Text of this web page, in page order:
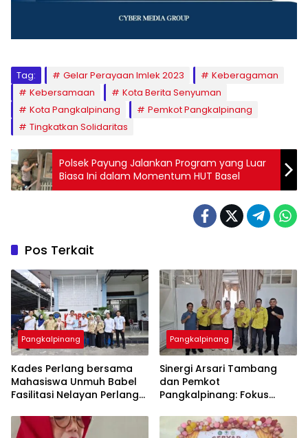
Tag: Gelar Perayaan Imlek 2023
Keberagaman
Kebersamaan
Kota Berita Senyuman
Kota Pangkalpinang
Pemkot Pangkalpinang
Tingkatkan Solidaritas
Polsek Payung Jalankan Program yang Luar
Biasa Ini dalam Momentum HUT Basel
Pos Terkait
Pangkalpinang
Kades Perlang bersama
Mahasiswa Unmuh Babel
Fasilitasi Nelayan Perlang
di KSOP Pangkalbalam
Pangkalpinang
‎Sinergi Arsari Tambang
dan Pemkot
Pangkalpinang: Fokus